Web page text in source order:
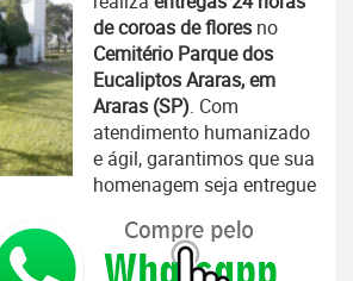
de coroas de flores no
Cemitério Parque dos
Eucaliptos Araras, em
Araras (SP). Com
atendimento humanizado
e ágil, garantimos que sua
homenagem seja entregue